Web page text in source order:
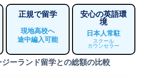
正規で留学
現地高校へ
途中編入可能
安心の英語環
境
日本人常駐
スクール
カウンセラー
ーランド留学との総額の比較